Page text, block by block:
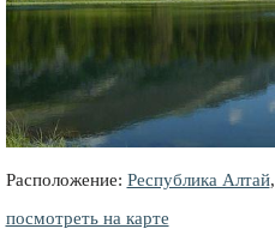
Расположение: Республика Алтай,
посмотреть на карте